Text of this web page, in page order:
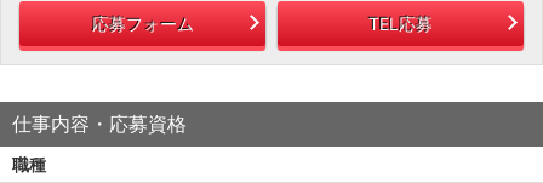
応募フォーム TEL応募
仕事内容・応募資格
職種